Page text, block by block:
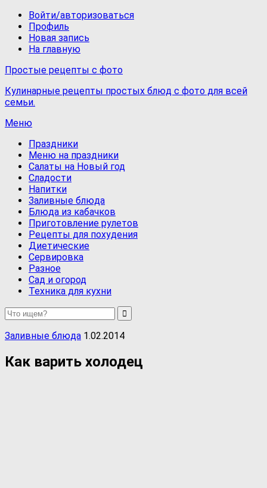
Войти/авторизоваться
Профиль
Новая запись
На главную
Простые рецепты с фото
Кулинарные рецепты простых блюд с фото для всей
семьи.
Меню
Праздники
Меню на праздники
Салаты на Новый год
Сладости
Напитки
Заливные блюда
Блюда из кабачков
Приготовление рулетов
Рецепты для похудения
Диетические
Сервировка
Разное
Сад и огород
Техника для кухни
Заливные блюда 1.02.2014
Как варить холодец